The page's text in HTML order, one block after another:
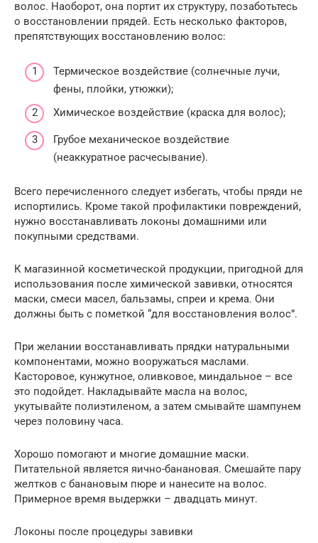
волос. Наоборот, она портит их структуру, позаботьтесь
о восстановлении прядей. Есть несколько факторов,
препятствующих восстановлению волос:
Термическое воздействие (солнечные лучи,
фены, плойки, утюжки);
Химическое воздействие (краска для волос);
Грубое механическое воздействие
(неаккуратное расчесывание).
Всего перечисленного следует избегать, чтобы пряди не
испортились. Кроме такой профилактики повреждений,
нужно восстанавливать локоны домашними или
покупными средствами.
К магазинной косметической продукции, пригодной для
использования после химической завивки, относятся
маски, смеси масел, бальзамы, спреи и крема. Они
должны быть с пометкой “для восстановления волос”.
При желании восстанавливать прядки натуральными
компонентами, можно вооружаться маслами.
Касторовое, кунжутное, оливковое, миндальное – все
это подойдет. Накладывайте масла на волос,
укутывайте полиэтиленом, а затем смывайте шампунем
через половину часа.
Хорошо помогают и многие домашние маски.
Питательной является яично-банановая. Смешайте пару
желтков с банановым пюре и нанесите на волос.
Примерное время выдержки – двадцать минут.
Локоны после процедуры завивки